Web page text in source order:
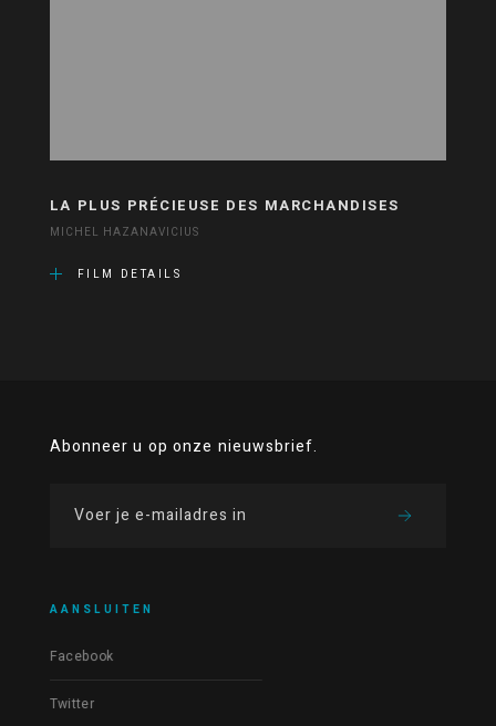
LA PLUS PRÉCIEUSE DES MARCHANDISES
MICHEL HAZANAVICIUS
FILM DETAILS
Abonneer u op onze nieuwsbrief.
AANSLUITEN
Facebook
Twitter